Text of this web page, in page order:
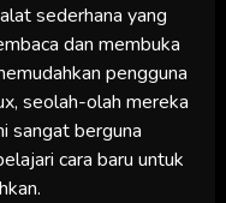
sederhana yang
dan membuka
pengguna
seolah-olah mereka
sangat berguna
cara baru untuk